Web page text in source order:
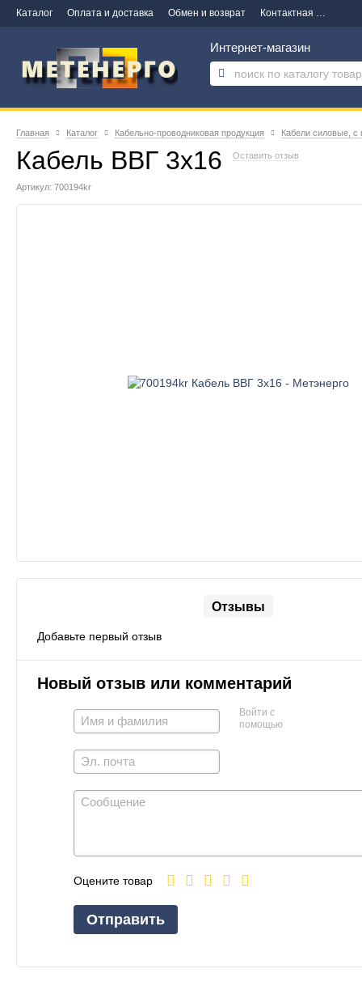
Каталог Оплата и доставка Обмен и возврат Контактная информация
Интернет-магазин
Главная Каталог Кабельно-проводниковая продукция Кабели силовые, с
Кабель ВВГ 3х16 Оставить отзыв
Артикул: 700194kr
Отзывы
Добавьте первый отзыв
Новый отзыв или комментарий
Войти с
помощью
Оцените товар
Отправить